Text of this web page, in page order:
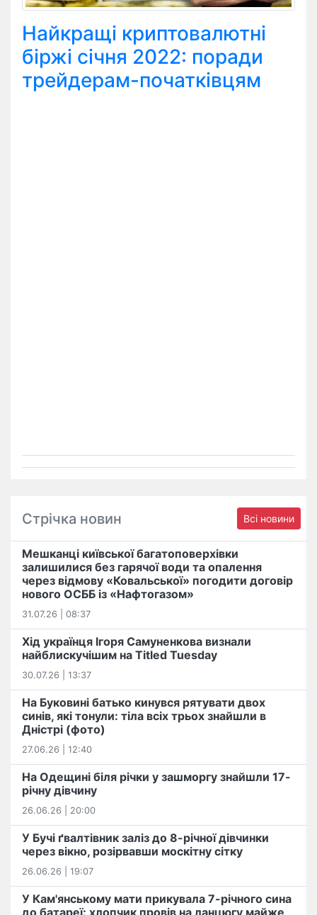
Найкращі криптовалютні
біржі січня 2022: поради
трейдерам-початківцям
Стрічка новин Всі новини
Мешканці київської багатоповерхівки
залишилися без гарячої води та опалення
через відмову «Ковальської» погодити договір
нового ОСББ із «Нафтогазом»
31.07.26 | 08:37
Хід українця Ігоря Самуненкова визнали
найблискучішим на Titled Tuesday
30.07.26 | 13:37
На Буковині батько кинувся рятувати двох
синів, які тонули: тіла всіх трьох знайшли в
Дністрі (фото)
27.06.26 | 12:40
На Одещині біля річки у зашморгу знайшли 17-
річну дівчину
26.06.26 | 20:00
У Бучі ґвалтівник заліз до 8-річної дівчинки
через вікно, розірвавши москітну сітку
26.06.26 | 19:07
У Кам'янському мати прикувала 7-річного сина
до батареї: хлопчик провів на ланцюгу майже